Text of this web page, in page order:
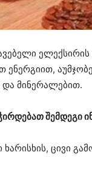
ელექსირის
და მინერალებით.
შემდეგი
ცივი